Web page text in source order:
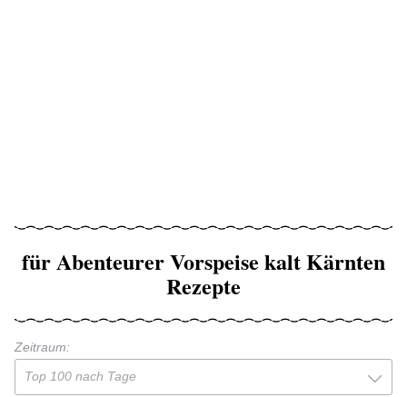
für Abenteurer Vorspeise kalt Kärnten
Rezepte
Zeitraum:
Top 100 nach Tage